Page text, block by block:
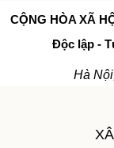
CỘNG HÒA XÃ
Độc lập -
Hà